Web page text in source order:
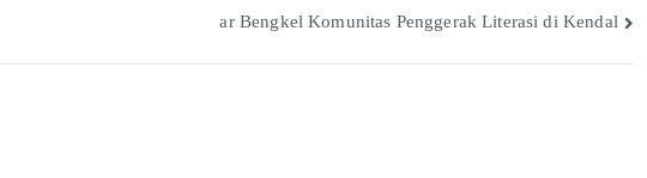
ar Bengkel Komunitas Penggerak Literasi di Kendal